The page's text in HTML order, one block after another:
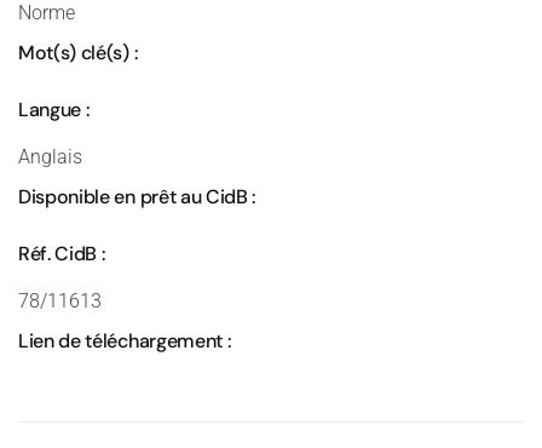
Norme
Mot(s) clé(s) :
Langue :
Anglais
Disponible en prêt au CidB :
Réf. CidB :
78/11613
Lien de téléchargement :